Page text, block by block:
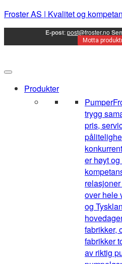
Froster AS | Kvalitet og
E-post:post@froster.no
Motta
Produkter
Pumper
trygg
pris,
er høyt
over hele
og
fabrikker,
fabrikker
av riktig